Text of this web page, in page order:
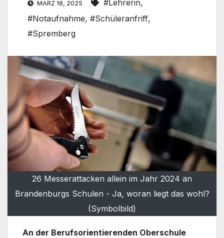
MÄRZ 18, 2025 #Lehrerin,
#Notaufnahme, #Schüleranfriff,
#Spremberg
26 Messerattacken allein im Jahr 2024 an
Brandenburgs Schulen - Ja, woran liegt das wohl?
(Symbolbild)
An der Berufsorientierenden Oberschule